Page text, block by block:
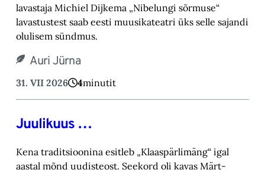
lavastaja Michiel Dijkema „Nibelungi sõrmuse“
lavastustest saab eesti muusikateatri üks selle sajandi
olulisem sündmus.
Auri Jürna
31. VII 2026 4minutit
Juulikuus …
Kena traditsioonina esitleb „Klaaspärlimäng“ igal
aastal mõnd uudisteost. Seekord oli kavas Märt-